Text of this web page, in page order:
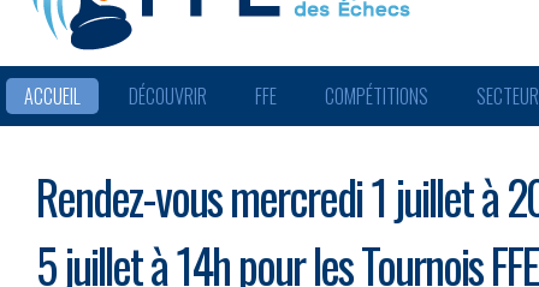
ACCUEIL DÉCOUVRIR FFE COMPÉTITIONS
Rendez-vous mercredi 1 juillet à
5 juillet à 14h pour les Tournois